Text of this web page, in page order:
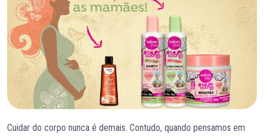
Cuidar do corpo nunca é demais. Contudo, quando pensamos em